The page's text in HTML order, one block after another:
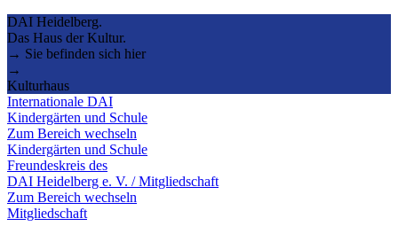
DAI Heidelberg.
Das Haus der Kultur.
→ Sie befinden sich hier
→
Kulturhaus
Internationale DAI
Kindergärten und Schule
Zum Bereich wechseln
Kindergärten und Schule
Freundeskreis des
DAI Heidelberg e. V. / Mitgliedschaft
Zum Bereich wechseln
Mitgliedschaft